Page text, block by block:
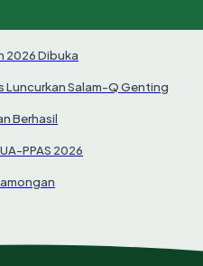
2026 Dibuka
Luncurkan Salam-Q Genting
Berhasil
PPAS 2026